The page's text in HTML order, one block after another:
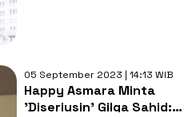
05 September 2023 | 14:13 WIB
Happy Asmara Minta
'Diseriusin' Gilga Sahid: